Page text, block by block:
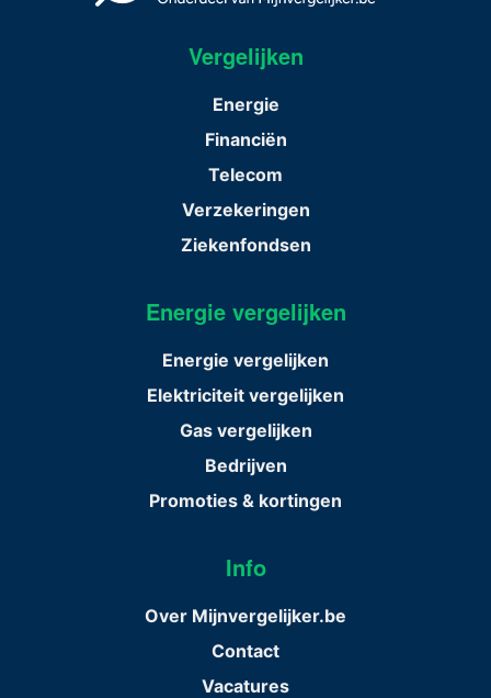
Vergelijken
Energie
Financiën
Telecom
Verzekeringen
Ziekenfondsen
Energie vergelijken
Energie vergelijken
Elektriciteit vergelijken
Gas vergelijken
Bedrijven
Promoties & kortingen
Info
Over Mijnvergelijker.be
Contact
Vacatures